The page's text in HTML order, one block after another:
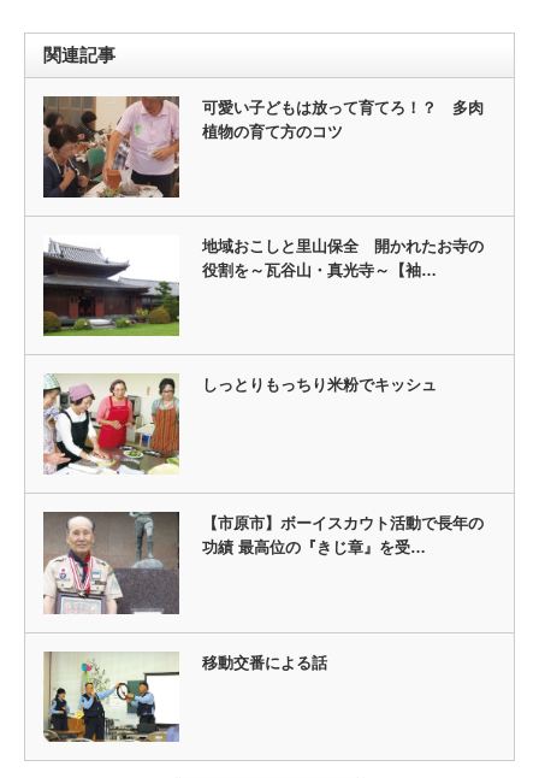
関連記事
可愛い子どもは放って育てろ！？ 多肉
植物の育て方のコツ
地域おこしと里山保全 開かれたお寺の
役割を～瓦谷山・真光寺～【袖…
しっとりもっちり米粉でキッシュ
【市原市】ボーイスカウト活動で長年の
功績 最高位の『きじ章』を受…
移動交番による話